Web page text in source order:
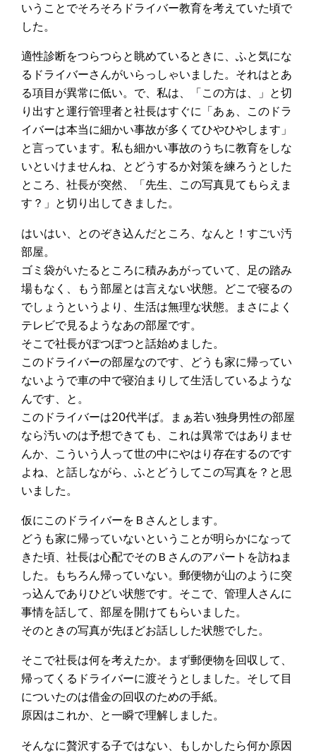
いうことでそろそろドライバー教育を考えていた頃で
した。
適性診断をつらつらと眺めているときに、ふと気にな
るドライバーさんがいらっしゃいました。それはとあ
る項目が異常に低い。で、私は、「この方は、」と切
り出すと運行管理者と社長はすぐに「あぁ、このドラ
イバーは本当に細かい事故が多くてひやひやします」
と言っています。私も細かい事故のうちに教育をしな
いといけませんね、とどうするか対策を練ろうとした
ところ、社長が突然、「先生、この写真見てもらえま
す？」と切り出してきました。
はいはい、とのぞき込んだところ、なんと！すごい汚
部屋。
ゴミ袋がいたるところに積みあがっていて、足の踏み
場もなく、もう部屋とは言えない状態。どこで寝るの
でしょうというより、生活は無理な状態。まさによく
テレビで見るようなあの部屋です。
そこで社長がぽつぽつと話始めました。
このドライバーの部屋なのです、どうも家に帰ってい
ないようで車の中で寝泊まりして生活しているような
んです、と。
このドライバーは20代半ば。まぁ若い独身男性の部屋
なら汚いのは予想できても、これは異常ではありませ
んか、こういう人って世の中にやはり存在するのです
よね、と話しながら、ふとどうしてこの写真を？と思
いました。
仮にこのドライバーをＢさんとします。
どうも家に帰っていないということが明らかになって
きた頃、社長は心配でそのＢさんのアパートを訪ねま
した。もちろん帰っていない。郵便物が山のように突
っ込んでありひどい状態です。そこで、管理人さんに
事情を話して、部屋を開けてもらいました。
そのときの写真が先ほどお話しした状態でした。
そこで社長は何を考えたか。まず郵便物を回収して、
帰ってくるドライバーに渡そうとしました。そして目
についたのは借金の回収のための手紙。
原因はこれか、と一瞬で理解しました。
そんなに贅沢する子ではない、もしかしたら何か原因